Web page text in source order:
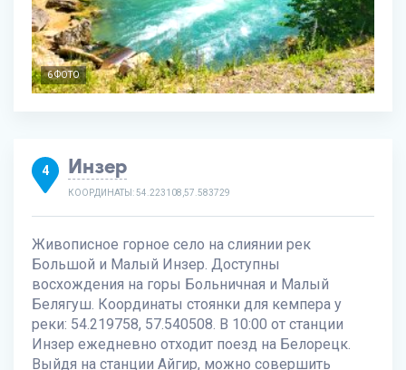
6 ФОТО
4 Инзер
КООРДИНАТЫ: 54.223108,57.583729
Живописное горное село на слиянии рек
Большой и Малый Инзер. Доступны
восхождения на горы Больничная и Малый
Белягуш. Координаты стоянки для кемпера у
реки: 54.219758, 57.540508. В 10:00 от станции
Инзер ежедневно отходит поезд на Белорецк.
Выйдя на станции Айгир, можно совершить